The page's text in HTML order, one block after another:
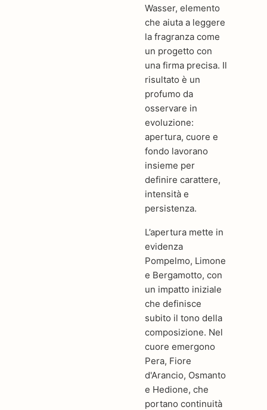
Wasser, elemento
che aiuta a leggere
la fragranza come
un progetto con
una firma precisa. Il
risultato è un
profumo da
osservare in
evoluzione:
apertura, cuore e
fondo lavorano
insieme per
definire carattere,
intensità e
persistenza.
L’apertura mette in
evidenza
Pompelmo, Limone
e Bergamotto, con
un impatto iniziale
che definisce
subito il tono della
composizione. Nel
cuore emergono
Pera, Fiore
d'Arancio, Osmanto
e Hedione, che
portano continuità